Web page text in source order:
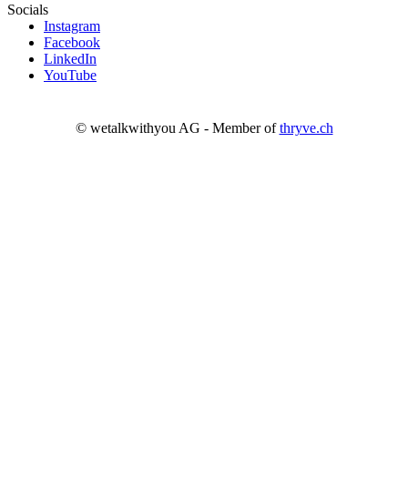
Socials
Instagram
Facebook
LinkedIn
YouTube
© wetalkwithyou AG - Member ofthryve.ch